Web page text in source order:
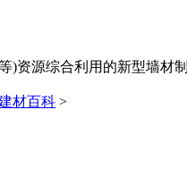
)资源综合利用的新型墙材
材百科 >